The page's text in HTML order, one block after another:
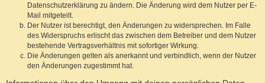
Datenschutzerklärung zu ändern. Die Änderung wird dem Nutzer per E-
Mail mitgeteilt.
Der Nutzer ist berechtigt, den Änderungen zu widersprechen. Im Falle
des Widerspruchs erlischt das zwischen dem Betreiber und dem Nutzer
bestehende Vertragsverhältnis mit sofortiger Wirkung.
Die Änderungen gelten als anerkannt und verbindlich, wenn der Nutzer
den Änderungen zugestimmt hat.